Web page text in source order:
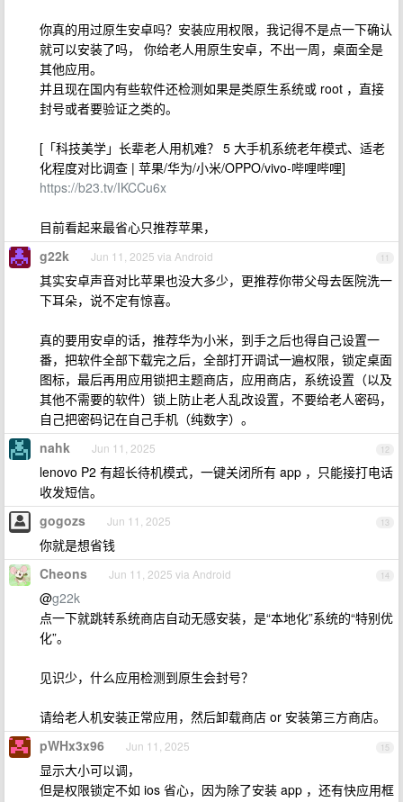
你真的用过原生安卓吗？安装应用权限，我记得不是点一下确认
就可以安装了吗， 你给老人用原生安卓，不出一周，桌面全是
其他应用。
并且现在国内有些软件还检测如果是类原生系统或 root ，直接
封号或者要验证之类的。
[「科技美学」长辈老人用机难？ 5 大手机系统老年模式、适老
化程度对比调查 | 苹果/华为/小米/OPPO/vivo-哔哩哔哩]
https://b23.tv/IKCCu6x
目前看起来最省心只推荐苹果，
11
g22k Jun 11, 2025 via Android
其实安卓声音对比苹果也没大多少，更推荐你带父母去医院洗一
下耳朵，说不定有惊喜。
真的要用安卓的话，推荐华为小米，到手之后也得自己设置一
番，把软件全部下载完之后，全部打开调试一遍权限，锁定桌面
图标，最后再用应用锁把主题商店，应用商店，系统设置（以及
其他不需要的软件）锁上防止老人乱改设置，不要给老人密码，
自己把密码记在自己手机（纯数字）。
12
nahk Jun 11, 2025
lenovo P2 有超长待机模式，一键关闭所有 app ，只能接打电话
收发短信。
13
gogozs Jun 11, 2025
你就是想省钱
14
Cheons Jun 11, 2025 via Android
@g22k
点一下就跳转系统商店自动无感安装，是“本地化”系统的“特别优
化”。
见识少，什么应用检测到原生会封号？
请给老人机安装正常应用，然后卸载商店 or 安装第三方商店。
15
pWHx3x96 Jun 11, 2025
显示大小可以调，
但是权限锁定不如 ios 省心，因为除了安装 app ，还有快应用框